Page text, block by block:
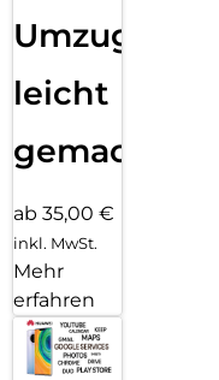
Umzug
leicht
gemacht!
ab 35,00 €
inkl. MwSt.
Mehr
erfahren